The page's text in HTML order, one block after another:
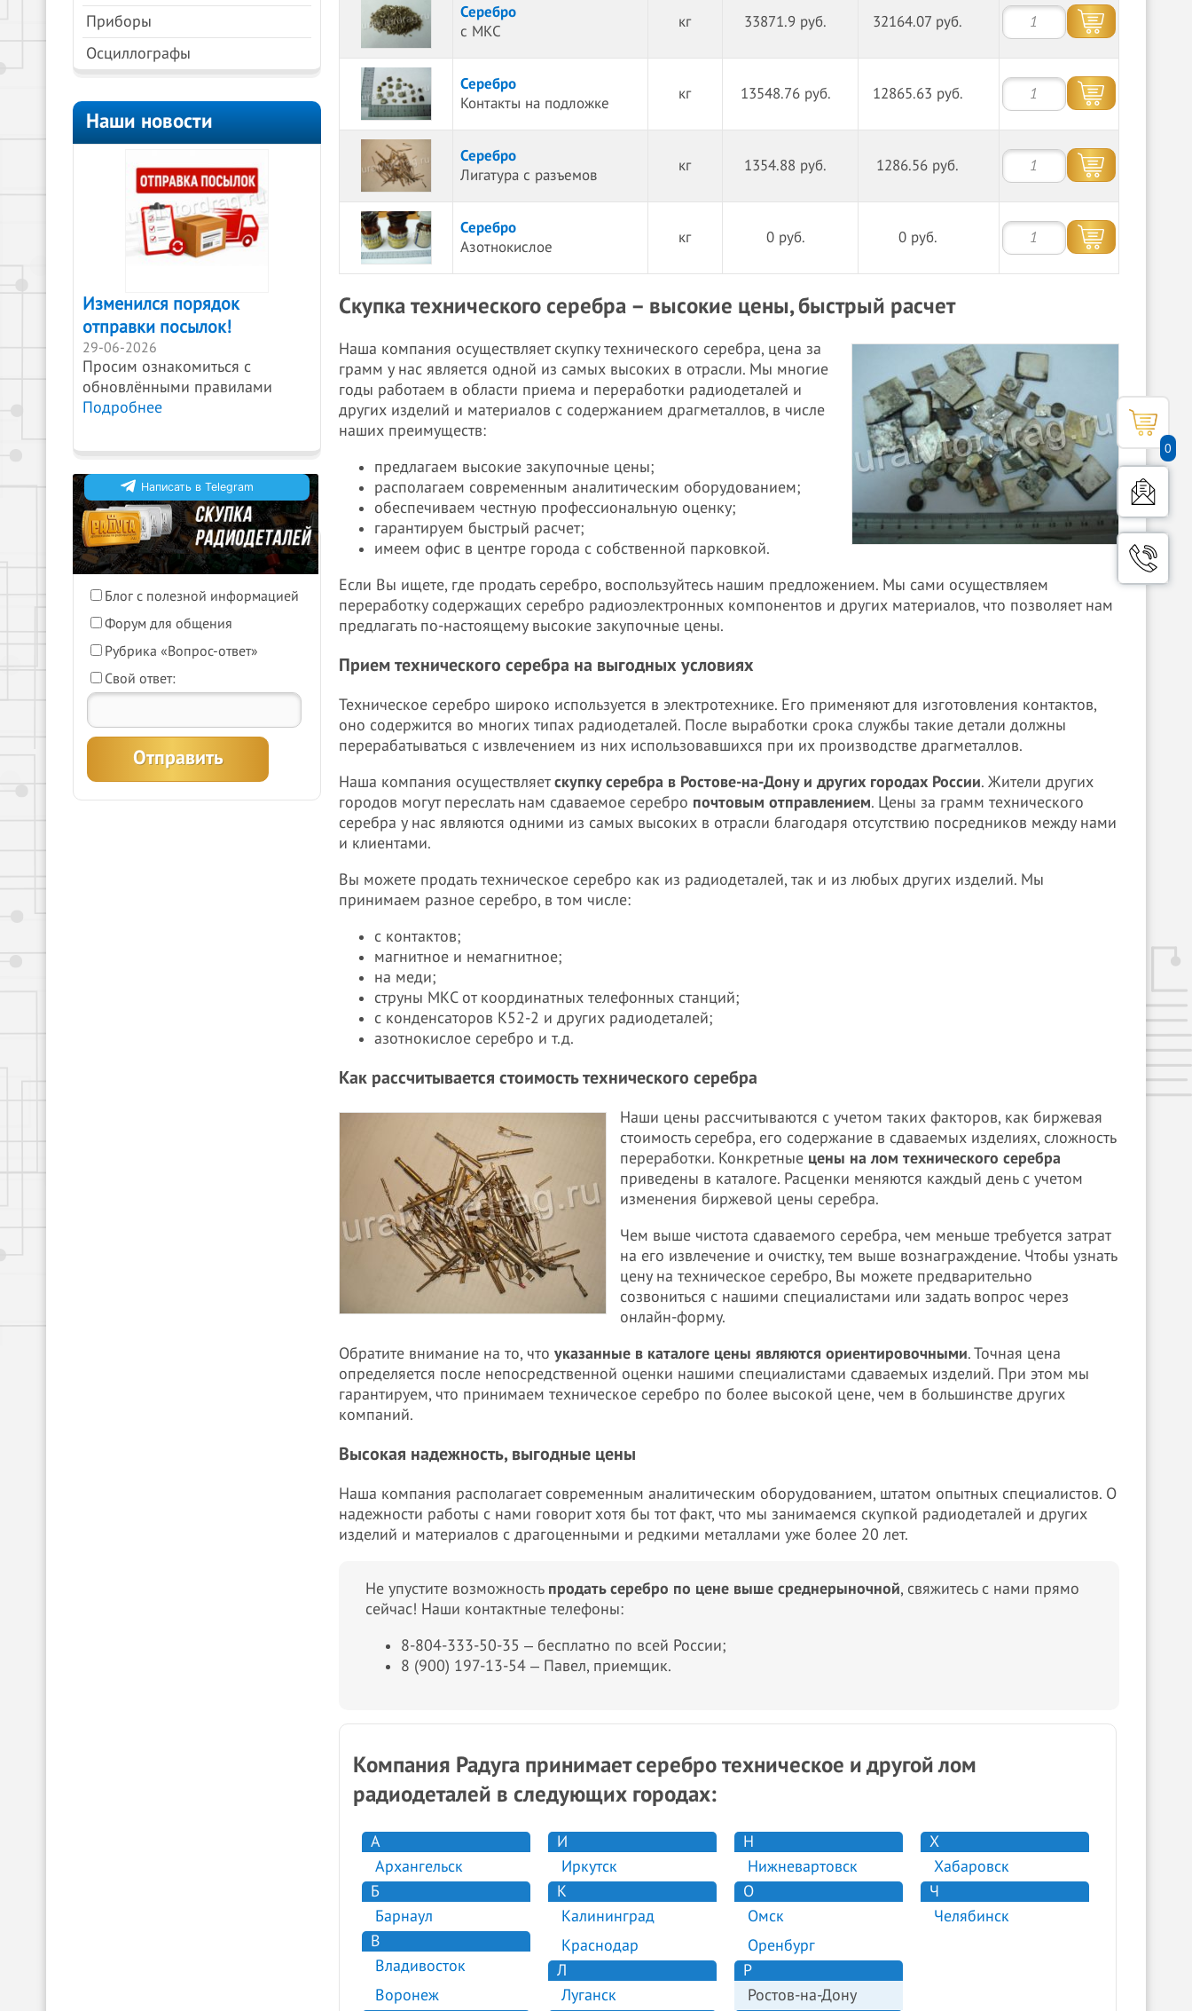
0
Приборы
Осциллографы
Наши новости
Изменился порядок
отправки посылок!
29-06-2026
Просим ознакомиться с
обновлёнными правилами
Подробнее
График работы в
праздничные дни
05-06-2026
Внимание! с 12 июня по 14
июня, ООО "Радуга" не
праздником.
Подробнее
Написать в Telegram
Что бы Вы хотели видеть на
нашем сайте?
Блог с полезной информацией
Форум для общения
Рубрика «Вопрос-ответ»
Свой ответ:
Серебро
с МКС
кг 33871.9 руб. 32164.07 руб.
Серебро
Контакты на подложке
кг 13548.76 руб. 12865.63 руб.
Серебро
Лигатура с разъемов
кг 1354.88 руб. 1286.56 руб.
Серебро
Азотнокислое
кг 0 руб. 0 руб.
Скупка технического серебра – высокие цены, быстрый расчет
Наша компания осуществляет скупку технического серебра, цена за
грамм у нас является одной из самых высоких в отрасли. Мы многие
годы работаем в области приема и переработки радиодеталей и
других изделий и материалов с содержанием драгметаллов, в числе
наших преимуществ:
предлагаем высокие закупочные цены;
располагаем современным аналитическим оборудованием;
обеспечиваем честную профессиональную оценку;
гарантируем быстрый расчет;
имеем офис в центре города с собственной парковкой.
Если Вы ищете, где продать серебро, воспользуйтесь нашим предложением. Мы сами осуществляем
переработку содержащих серебро радиоэлектронных компонентов и других материалов, что позволяет нам
предлагать по-настоящему высокие закупочные цены.
Прием технического серебра на выгодных условиях
Техническое серебро широко используется в электротехнике. Его применяют для изготовления контактов,
оно содержится во многих типах радиодеталей. После выработки срока службы такие детали должны
перерабатываться с извлечением из них использовавшихся при их производстве драгметаллов.
Наша компания осуществляетскупку серебра в Ростове-на-Дону и других городах России. Жители других
городов могут переслать нам сдаваемое серебро почтовым отправлением. Цены за грамм технического
серебра у нас являются одними из самых высоких в отрасли благодаря отсутствию посредников между нами
и клиентами.
Вы можете продать техническое серебро как из радиодеталей, так и из любых других изделий. Мы
принимаем разное серебро, в том числе:
с контактов;
магнитное и немагнитное;
на меди;
струны МКС от координатных телефонных станций;
с конденсаторов К52-2 и других радиодеталей;
азотнокислое серебро и т.д.
Как рассчитывается стоимость технического серебра
Наши цены рассчитываются с учетом таких факторов, как биржевая
стоимость серебра, его содержание в сдаваемых изделиях, сложность
переработки. Конкретные цены на лом технического серебра
приведены в каталоге. Расценки меняются каждый день с учетом
изменения биржевой цены серебра.
Чем выше чистота сдаваемого серебра, чем меньше требуется затрат
на его извлечение и очистку, тем выше вознаграждение. Чтобы узнать
цену на техническое серебро, Вы можете предварительно
созвониться с нашими специалистами или задать вопрос через
онлайн-форму.
Обратите внимание на то, что указанные в каталоге цены являются ориентировочными. Точная цена
определяется после непосредственной оценки нашими специалистами сдаваемых изделий. При этом мы
гарантируем, что принимаем техническое серебро по более высокой цене, чем в большинстве других
компаний.
Высокая надежность, выгодные цены
Наша компания располагает современным аналитическим оборудованием, штатом опытных специалистов. О
надежности работы с нами говорит хотя бы тот факт, что мы занимаемся скупкой радиодеталей и других
изделий и материалов с драгоценными и редкими металлами уже более 20 лет.
Не упустите возможность продать серебро по цене выше среднерыночной, свяжитесь с нами прямо
сейчас! Наши контактные телефоны:
8-804-333-50-35 ‒ бесплатно по всей России;
8 (900) 197-13-54 ‒ Павел, приемщик.
Компания Радуга принимает серебро техническое и другой лом
радиодеталей в следующих городах:
А
Архангельск
Б
Барнаул
В
Владивосток
Воронеж
И
Иркутск
К
Калининград
Краснодар
Л
Луганск
Н
Нижневартовск
О
Омск
Оренбург
Р
Ростов-на-Дону
Х
Хабаровск
Ч
Челябинск